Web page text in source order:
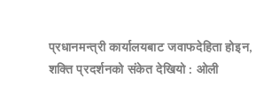
प्रधानमन्त्री कार्यालयबाट जवाफदेहिता होइन,
शक्ति प्रदर्शनको संकेत देखियो : ओली